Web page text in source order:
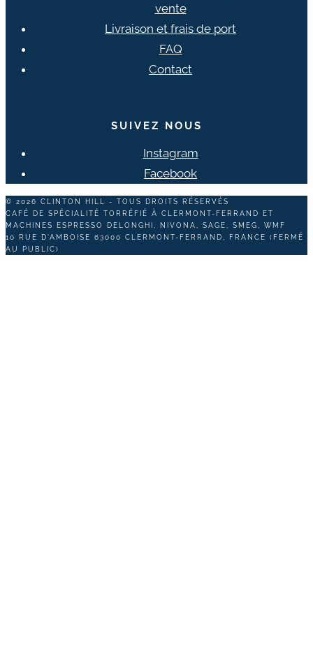
vente
Livraison et frais de port
FAQ
Contact
SUIVEZ NOUS
Instagram
Facebook
© 2026 CLINTON HILL - TOUS DROITS RÉSERVÉS
CAFÉ DE SPÉCIALITÉ TORRÉFIÉ À CLERMONT-FERRAND ET
MACHINES ESPRESSO DELONGHI, NIVONA, SAGE, SMEG, WMF
10 RUE D'AMBOISE 63000 CLERMONT-FERRAND, FRANCE (FERMÉ
AU PUBLIC)